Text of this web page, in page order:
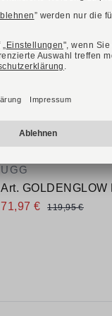
-40%
UGG
Art. GOLDENGLOW
71,97 €
119,95 €